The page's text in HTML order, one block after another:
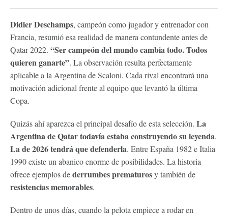
Didier Deschamps, campeón como jugador y entrenador con
Francia, resumió esa realidad de manera contundente antes de
Qatar 2022. “Ser campeón del mundo cambia todo. Todos
quieren ganarte”. La observación resulta perfectamente
aplicable a la Argentina de Scaloni. Cada rival encontrará una
motivación adicional frente al equipo que levantó la última
Copa.
Quizás ahí aparezca el principal desafío de esta selección. La
Argentina de Qatar todavía estaba construyendo su leyenda.
La de 2026 tendrá que defenderla. Entre España 1982 e Italia
1990 existe un abanico enorme de posibilidades. La historia
ofrece ejemplos dederrumbes prematurosy también de
resistencias memorables.
Dentro de unos días, cuando la pelota empiece a rodar en